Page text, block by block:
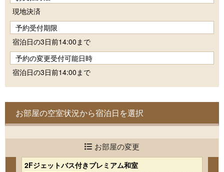
現地決済
予約受付期限
宿泊日の3日前14:00まで
予約の変更受付可能日時
宿泊日の3日前14:00まで
お部屋の空室状況から宿泊日を選択
お部屋の変更
2Fジェットバス付きプレミアム和室